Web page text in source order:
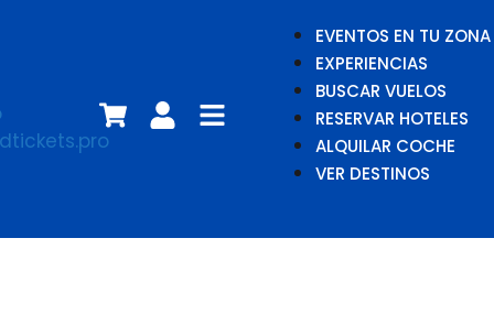
EVENTOS EN TU ZONA
EXPERIENCIAS
BUSCAR VUELOS
RESERVAR HOTELES
ALQUILAR COCHE
VER DESTINOS